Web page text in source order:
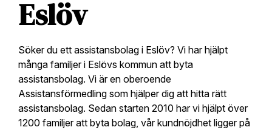
Eslöv
Söker du ett assistansbolag i Eslöv? Vi har hjälpt
många familjer i Eslövs kommun att byta
assistansbolag. Vi är en oberoende
Assistansförmedling som hjälper dig att hitta rätt
assistansbolag. Sedan starten 2010 har vi hjälpt över
1200 familjer att byta bolag, vår kundnöjdhet ligger på